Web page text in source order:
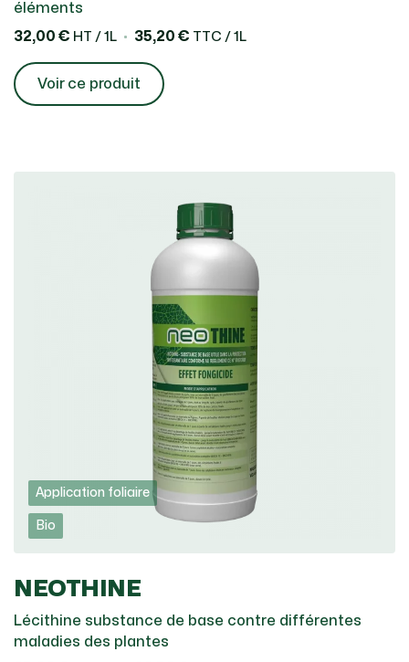
éléments
32,00 € HT / 1L 35,20 € TTC / 1L
Voir ce produit
Application foliaire
Bio
NEOTHINE
Lécithine substance de base contre différentes
maladies des plantes